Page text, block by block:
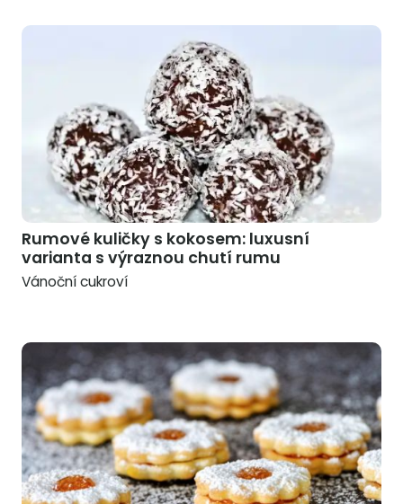
Rumové kuličky s kokosem: luxusní
varianta s výraznou chutí rumu
Vánoční cukroví